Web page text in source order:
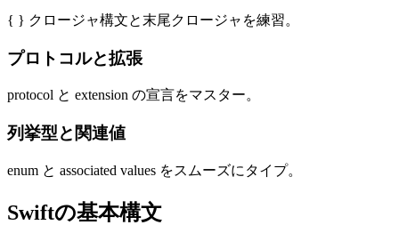
{ } クロージャ構文と末尾クロージャを練習。
プロトコルと拡張
protocol と extension の宣言をマスター。
列挙型と関連値
enum と associated values をスムーズにタイプ。
Swiftの基本構文